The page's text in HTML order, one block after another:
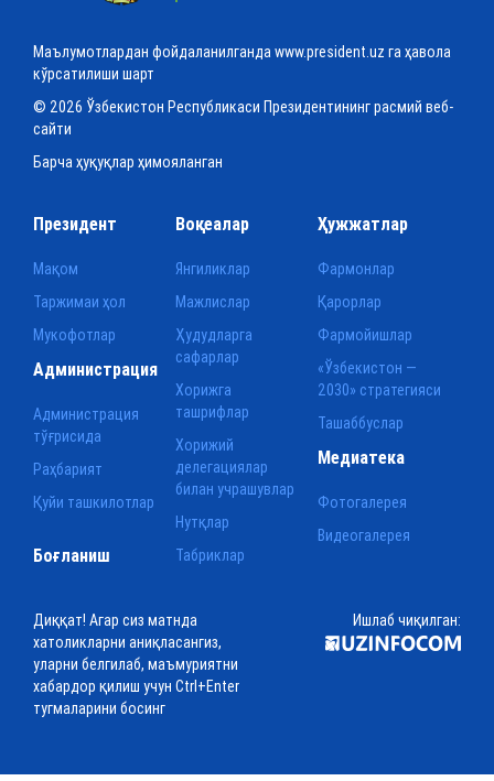
Маълумотлардан фойдаланилганда www.president.uz га ҳавола
кўрсатилиши шарт
© 2026 Ўзбекистон Республикаси Президентининг расмий веб-
сайти
Барча ҳуқуқлар ҳимояланган
Президент
Мақом
Таржимаи ҳол
Мукофотлар
Воқеалар
Янгиликлар
Мажлислар
Ҳудудларга
сафарлар
Хорижга
ташрифлар
Хорижий
делегациялар
билан учрашувлар
Нутқлар
Табриклар
Ҳужжатлар
Фармонлар
Қарорлар
Фармойишлар
«Ўзбекистон —
2030» стратегияси
Ташаббуслар
Администрация
Администрация
тўғрисида
Раҳбарият
Қуйи ташкилотлар
Медиатека
Фотогалерея
Видеогалерея
Боғланиш
Диққат! Агар сиз матнда
хатоликларни аниқласангиз,
уларни белгилаб, маъмуриятни
хабардор қилиш учун Ctrl+Enter
тугмаларини босинг
Ишлаб чиқилган: